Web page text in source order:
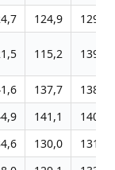
124,9
129,7
115,2 139,4
137,7
138,0
141,1
140,0
130,0
131,3